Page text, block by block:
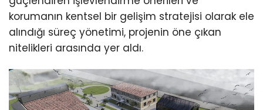
korumanın kentsel bir gelişim stratejisi olarak ele
alındığı süreç yönetimi, projenin öne çıkan
nitelikleri arasında yer aldı.